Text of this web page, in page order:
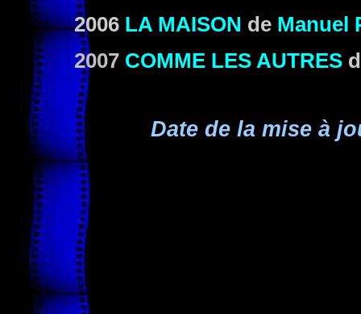
2006 LA MAISON de Manuel
2007 COMME LES AUTRES
Date de la mise à